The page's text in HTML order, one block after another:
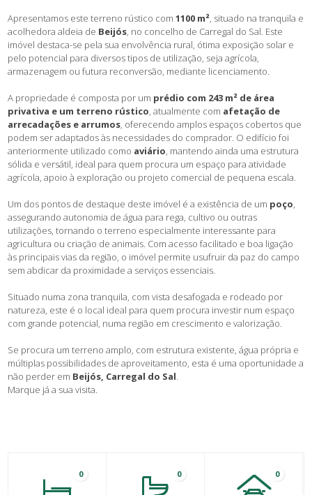
Apresentamos este terreno rústico com1100 m², situado na tranquila e
acolhedora aldeia de Beijós, no concelho de Carregal do Sal. Este
imóvel destaca-se pela sua envolvência rural, ótima exposição solar e
pelo potencial para diversos tipos de utilização, seja agrícola,
armazenagem ou futura reconversão, mediante licenciamento.
A propriedade é composta por um prédio com 243 m² de área
privativa e um terreno rústico, atualmente com afetação de
arrecadações e arrumos, oferecendo amplos espaços cobertos que
podem ser adaptados às necessidades do comprador. O edifício foi
anteriormente utilizado como aviário, mantendo ainda uma estrutura
sólida e versátil, ideal para quem procura um espaço para atividade
agrícola, apoio à exploração ou projeto comercial de pequena escala.
Um dos pontos de destaque deste imóvel é a existência de um poço,
assegurando autonomia de água para rega, cultivo ou outras
utilizações, tornando o terreno especialmente interessante para
agricultura ou criação de animais. Com acesso facilitado e boa ligação
às principais vias da região, o imóvel permite usufruir da paz do campo
sem abdicar da proximidade a serviços essenciais.
Situado numa zona tranquila, com vista desafogada e rodeado por
natureza, este é o local ideal para quem procura investir num espaço
com grande potencial, numa região em crescimento e valorização.
Se procura um terreno amplo, com estrutura existente, água própria e
múltiplas possibilidades de aproveitamento, esta é uma oportunidade a
não perder em Beijós, Carregal do Sal.
Marque já a sua visita.
0 0 0